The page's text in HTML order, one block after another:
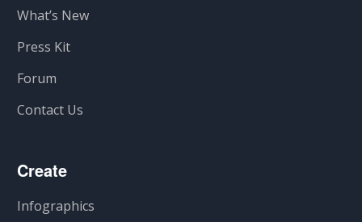
What’s New
Press Kit
Forum
Contact Us
Create
Infographics